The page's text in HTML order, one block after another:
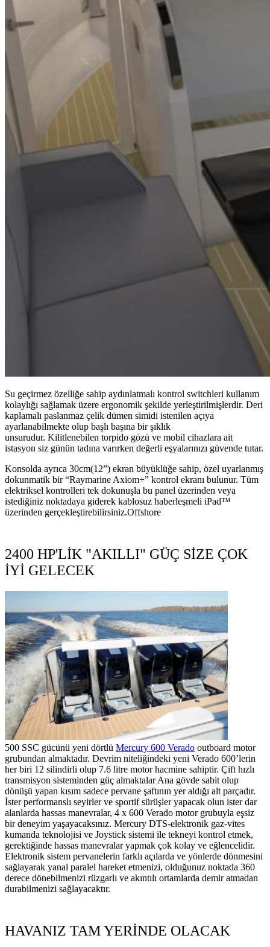
Su geçirmez özelliğe sahip aydınlatmalı kontrol switchleri kullanım
kolaylığı sağlamak üzere ergonomik şekilde yerleştirilmişlerdir. Deri
kaplamalı paslanmaz çelik dümen simidi istenilen açıya
ayarlanabilmekte olup başlı başına bir şıklık
unsurudur. Kilitlenebilen torpido gözü ve mobil cihazlara ait
istasyon siz günün tadına varırken değerli eşyalarınızı güvende tutar.
Konsolda ayrıca 30cm(12”) ekran büyüklüğe sahip, özel uyarlanmış
dokunmatik bir “Raymarine Axiom+” kontrol ekranı bulunur. Tüm
elektriksel kontrolleri tek dokunuşla bu panel üzerinden veya
istediğiniz noktadaya giderek kablosuz haberleşmeli iPad™
üzerinden gerçekleştirebilirsiniz.Offshore
2400 HP'LİK "AKILLI" GÜÇ SİZE ÇOK
İYİ GELECEK
500 SSC gücünü yeni dörtlü Mercury 600 Verado outboard motor
grubundan almaktadır. Devrim niteliğindeki yeni Verado 600’lerin
her biri 12 silindirli olup 7.6 litre motor hacmine sahiptir. Çift hızlı
transmisyon sisteminden güç almaktalar Ana gövde sabit olup
dönüşü yapan kısım sadece pervane şaftının yer aldığı alt parçadır.
İster performanslı seyirler ve sportif sürüşler yapacak olun ister dar
alanlarda hassas manevralar, 4 x 600 Verado motor grubuyla eşsiz
bir deneyim yaşayacaksınız. Mercury DTS-elektronik gaz-vites
kumanda teknolojisi ve Joystick sistemi ile tekneyi kontrol etmek,
gerektiğinde hassas manevralar yapmak çok kolay ve eğlencelidir.
Elektronik sistem pervanelerin farklı açılarda ve yönlerde dönmesini
sağlayarak yanal paralel hareket etmenizi, olduğunuz noktada 360
derece dönebilmenizi rüzgarlı ve akıntılı ortamlarda demir atmadan
durabilmenizi sağlayacaktır.
HAVANIZ TAM YERİNDE OLACAK